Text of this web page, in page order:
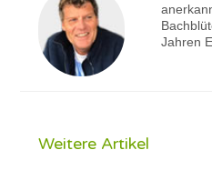
Jahren
Weitere Artikel